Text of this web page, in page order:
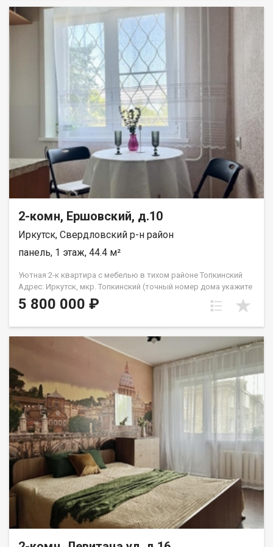
Этаж: 2 из 4. Планировка: раздельные комнаты можно
использовать как спальню и детскую, гостиную и кабинет или
по другому удобному сценарию. Состояние: жилое. Отделка:
стены: оклеены обоями; полы: частично ламинат (в жилых
комнатах), частично линолеум (на кухне и в коридоре)
практично и долговечно; окна: ПВХ-профили тепло и тихо, не
нужно менять в ближайшее время; сантехника: полностью
заменена надёжная работа без срочных вложений. Локация и
инфраструктура: в шаговой доступности школы, детские
сады, поликлиники, магазины и остановки общественного
транспорта; удобная транспортная развязка легко добраться
в любую часть города. Полная информация и бесплатная
консультация у менеджера, связавшись по телефону или
посетив наш офис расположенный по адресу: г. Иркутск, ул.
Омулевского, 20/1.
2-комн, Ершовский, д.10
Иркутск, Свердловский р-н район
панель, 1 этаж, 44.4 м²
Уютная 2-к квартира с мебелью в тихом районе Топкинский
Адрес: Иркутск, мкр. Топкинский (точный номер дома укажите
в параметрах) Параметры: 2-комнатная квартира | 1 этаж |
Раздельная планировка Идеальный вариант для семьи с
каждого будет свое личное пространство. Состояние:
Выполнен косметический ремонт, квартира очень теплая и
светлая. На полу постелен практичный линолеум. Бонус: При
продаже остается вся мебель! Отличная экономия на
обустройстве. Расположение окон: Окна выходят на дорогу,
но район настолько тихий и зеленый, а трафик настолько
редкий, что шум машин вас абсолютно не побеспокоит. О
ДОМЕ И ПОДЪЕЗДЕ: Чистый, ухоженный подъезд без
посторонних запахов. Порядочные и спокойные соседи.
Благоустроенный и аккуратный двор с зонами для прогулок.
РАЗВИТАЯ ИНФРАСТРУКТУРА (все в шаговой доступности):
Для детей: Детские сады Сказка и №156, средняя школа №50
вашим детям не придется далеко ходить. Для комфорта:
Супермаркеты, продуктовые магазины, аптеки и пункты
выдачи заказов прямо рядом с домом. Транспорт: Остановка
общественного транспорта в паре минут ходьбы, легко уехать
в любой район города. УСЛОВИЯ ПРОДАЖИ: Квартира
полностью готова к сделке. Документы в порядке. Подходит
5 800 000 ₽